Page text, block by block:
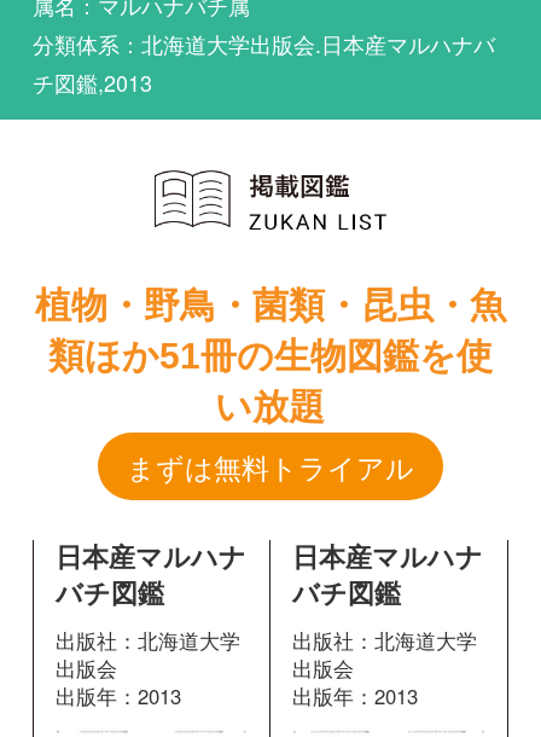
類ほか51冊の生物図鑑を使
い放題
日本産マルハナ
バチ図鑑
出版年：2013
掲載ページ：50ペ
ージ
図鑑を開く
日本産マルハナ
バチ図鑑
出版社：北海道大学
出版会
出版年：2013
掲載ページ：52ペー
図鑑を開く